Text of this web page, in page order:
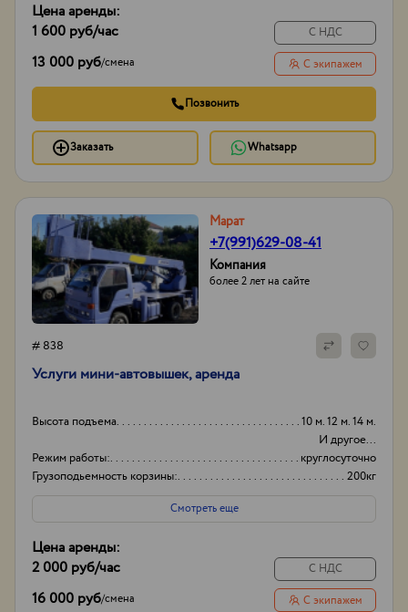
Цена аренды:
1 600 руб/час
13 000 руб/смена
С НДС
С экипажем
Позвонить
Заказать Whatsapp
Марат
+7(991)629-08-41
Компания
более 2 лет на сайте
# 838
Услуги мини-автовышек, аренда
Высота подъема
10 м. 12 м. 14 м.
И другое...
Режим работы:
круглосуточно
Грузоподьемность корзины:
200кг
Боковой вылет стрелы
6
Смотреть еще
Цена аренды:
2 000 руб/час
16 000 руб/смена
С НДС
С экипажем